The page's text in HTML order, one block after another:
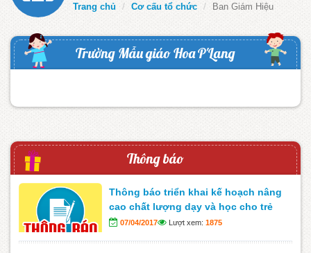
Trang chủ Cơ cấu tổ chức Ban Giám Hiệu
Trường Mẫu giáo Hoa P'Lang
Thông báo
Thông báo triển khai kế hoạch nâng
cao chất lượng dạy và học cho trẻ
07/04/2017 Lượt xem: 1875